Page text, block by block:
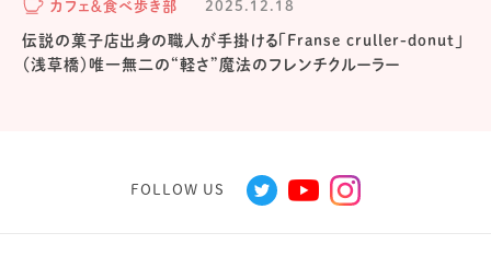
カフェ＆食べ歩き部 2025.12.18
伝説の菓子店出身の職人が手掛ける「Franse cruller-donut」
（浅草橋）唯一無二の“軽さ”魔法のフレンチクルーラー
FOLLOW US